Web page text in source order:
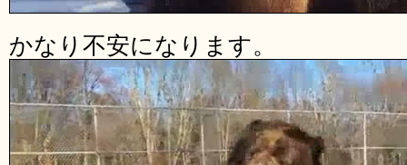
かなり不安になります。